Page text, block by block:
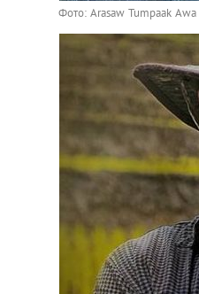
Фото: Arasaw Tumpaak Awa